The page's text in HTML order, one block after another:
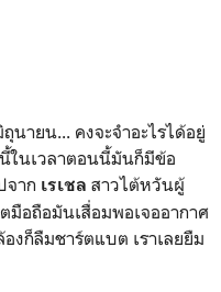
ายน... คงจะจำอะไรได้อยู่
ในเวลาตอนนี้มันก็มีข้อ
จาก เรเชล สาวไต้หวันผู้
อถือมันเสื่อมพอเจออากาศ
งก็ลืมชาร์ตแบต เราเลยยืม